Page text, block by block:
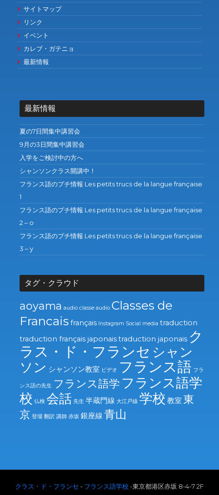
サイトマップ
リンク
イベント
カレブ・ガテニョ
最新情報
最新情報
夏の7日間集中講習会
9月の3日間集中講習会
入学をご検討中の方へ
シャンソンクラス開講中！
フランス語のプチ情報 Les petits trucs de la langue française
1
フランス語のプチ情報 Les petits trucs de la langue française
2 – o
フランス語のプチ情報 Les petits trucs de la langue française
3 – y
タグ・クラウド
aoyama audio classe audio Classes de
Francais français Instagram Social media traduction
traduction français japonaistraduction japonais ク
ラス・ド・フランセ シャン
ソン シャンソン教室 ビデオ フランス語 フラ
ンス語の先生 フランス語学 フランス語学
校 仏検 会話 先生 半蔵門線 大江戸線 学校 教室 東
京 登場 翻訳 講師 赤坂 銀座線 青山
クラス・ド・フランセ - フランス語学校 -東京都港区赤坂 8-4-7 2F